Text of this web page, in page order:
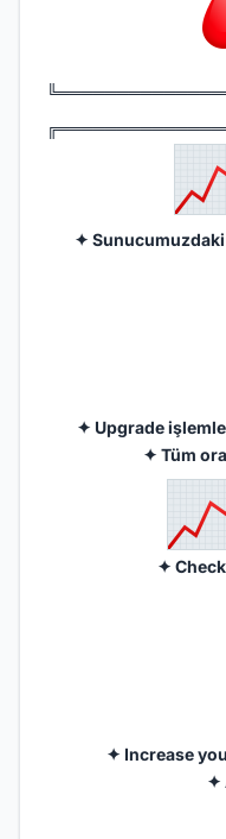
✦ Sunucumuzdaki
✦ Upgrade
✦ Tüm
✦
✦ Increase
✦